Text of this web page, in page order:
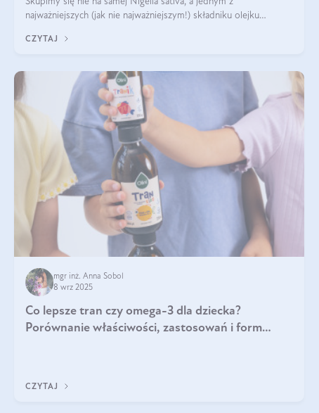
najważniejszych (jak nie najważniejszym!) składniku olejku
CZYTAJ
mgr inż. Anna Sobol
8 wrz 2025
Co lepsze tran czy omega-3 dla dziecka?
Porównanie właściwości, zastosowań i form
CZYTAJ